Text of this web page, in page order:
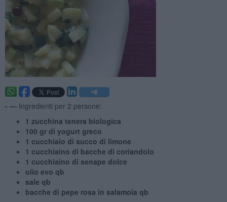
- — Ingredienti per 2 persone:
1 zucchina tenera biologica
100 gr di yogurt greco
1 cucchiaio di succo di limone
1 cucchiaino di bacche di coriandolo
1 cucchiaino di senape dolce
olio evo qb
sale qb
bacche di pepe rosa in salamoia qb